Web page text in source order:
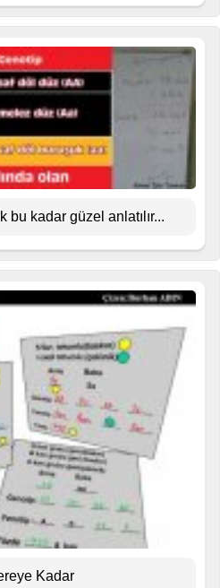
bu kadar güzel anlatılır...
Kadar